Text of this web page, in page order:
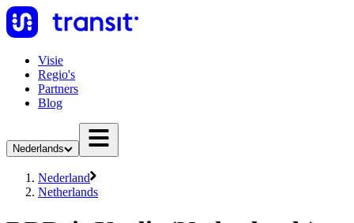
Visie
Regio's
Partners
Blog
Nederlands
Nederland
Netherlands